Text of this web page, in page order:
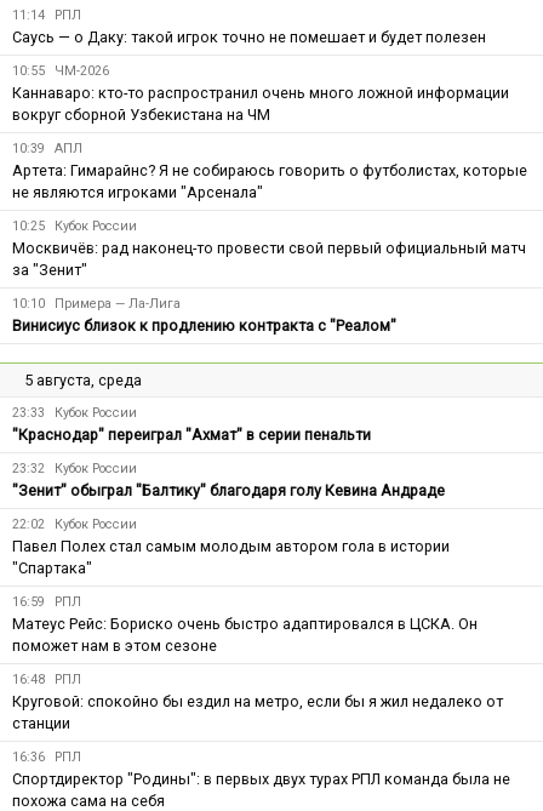
11:14 РПЛ
Саусь — о Даку: такой игрок точно не помешает и будет полезен
10:55 ЧМ-2026
Каннаваро: кто-то распространил очень много ложной информации
вокруг сборной Узбекистана на ЧМ
10:39 АПЛ
Артета: Гимарайнс? Я не собираюсь говорить о футболистах, которые
не являются игроками "Арсенала"
10:25 Кубок России
Москвичёв: рад наконец-то провести свой первый официальный матч
за "Зенит"
10:10 Примера — Ла-Лига
Винисиус близок к продлению контракта с "Реалом"
5 августа, среда
23:33 Кубок России
"Краснодар" переиграл "Ахмат" в серии пенальти
23:32 Кубок России
"Зенит" обыграл "Балтику" благодаря голу Кевина Андраде
22:02 Кубок России
Павел Полех стал самым молодым автором гола в истории
"Спартака"
16:59 РПЛ
Матеус Рейс: Бориско очень быстро адаптировался в ЦСКА. Он
поможет нам в этом сезоне
16:48 РПЛ
Круговой: спокойно бы ездил на метро, если бы я жил недалеко от
станции
16:36 РПЛ
Спортдиректор "Родины": в первых двух турах РПЛ команда была не
похожа сама на себя